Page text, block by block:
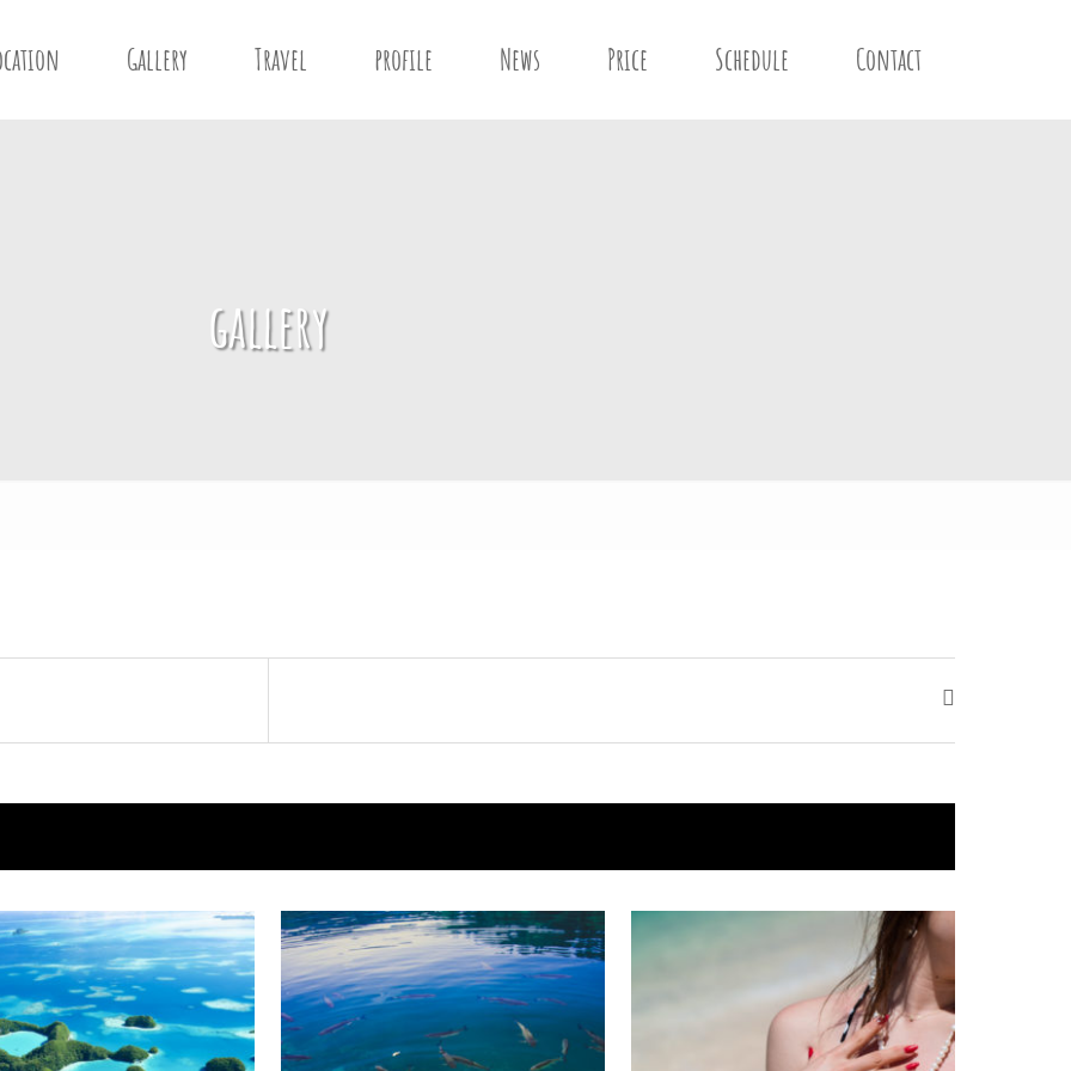
Gallery Travel profile News Price Schedule Contact
gallery